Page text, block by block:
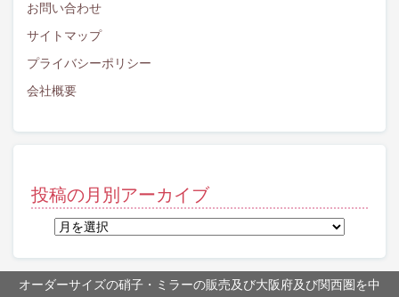
お問い合わせ
サイトマップ
プライバシーポリシー
会社概要
投稿の月別アーカイブ
月
オーダーサイズの硝子・ミラーの販売及び大阪府及び関西圏を中